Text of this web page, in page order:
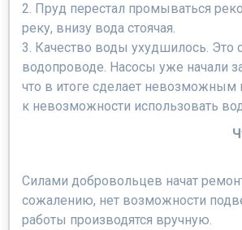
2. Пруд перестал промываться
реку, внизу вода стоячая.
3. Качество воды ухудшилось. Это
водопроводе. Насосы уже начали
что в итоге сделает невозможным
к невозможности использовать
Силами добровольцев начат
сожалению, нет возможности
работы производятся вручную.